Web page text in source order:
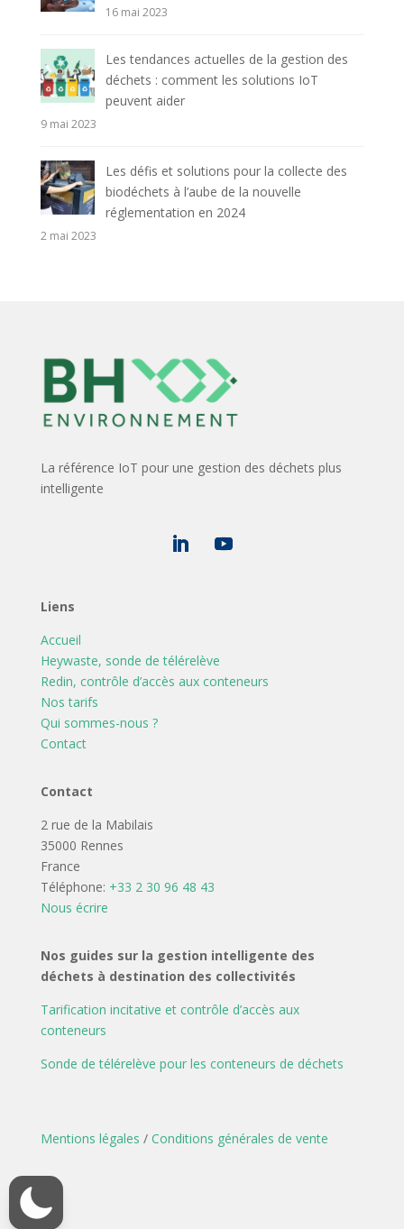
16 mai 2023
Les tendances actuelles de la gestion des
déchets : comment les solutions IoT
peuvent aider
9 mai 2023
Les défis et solutions pour la collecte des
biodéchets à l’aube de la nouvelle
réglementation en 2024
2 mai 2023
La référence IoT pour une gestion des déchets plus
intelligente
Liens
Accueil
Heywaste, sonde de télérelève
Redin, contrôle d’accès aux conteneurs
Nos tarifs
Qui sommes-nous ?
Contact
Contact
2 rue de la Mabilais
35000 Rennes
France
Téléphone: +33 2 30 96 48 43
Nous écrire
Nos guides sur la gestion intelligente des
déchets à destination des collectivités
Tarification incitative et contrôle d’accès aux
conteneurs
Sonde de télérelève pour les conteneurs de déchets
Mentions légales / Conditions générales de vente